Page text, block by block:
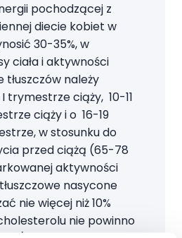
pochodzącej z
diecie kobiet w
30-35%, w
ciała i aktywności
tłuszczów należy
trymestrze ciąży, 10-11
ciąży i o 16-19
w stosunku do
przed ciążą (65-78
aktywności
nasycone
nie więcej niż 10%
nie powinno